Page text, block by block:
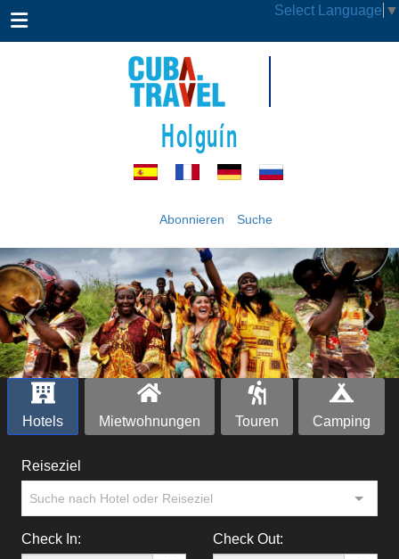
Select Language ▼
Holguín
Abonnieren Suche
‹ ›
Hotels Mietwohnungen Touren Camping
Reiseziel
Suche nach Hotel oder Reiseziel
Check In: Check Out: